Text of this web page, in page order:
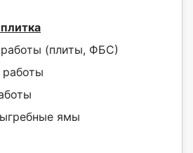
(плиты, ФБС)
ямы